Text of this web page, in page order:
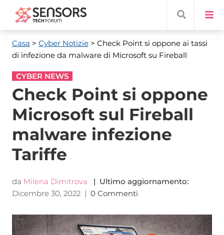
Casa > Cyber ​​Notizie> Check Point si oppone ai tassi
di infezione da malware di Microsoft su Fireball
CYBER NEWS
Check Point si oppone
Microsoft sul Fireball
malware infezione
Tariffe
da Milena Dimitrova
| Ultimo aggiornamento:
Dicembre 30, 2022| 0 Commenti